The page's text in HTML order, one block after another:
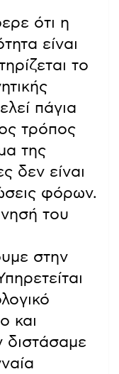
ότι η
είναι
το
πάγια
τρόπος
της
δεν είναι
φόρων.
του
στην
και
διστάσαμε